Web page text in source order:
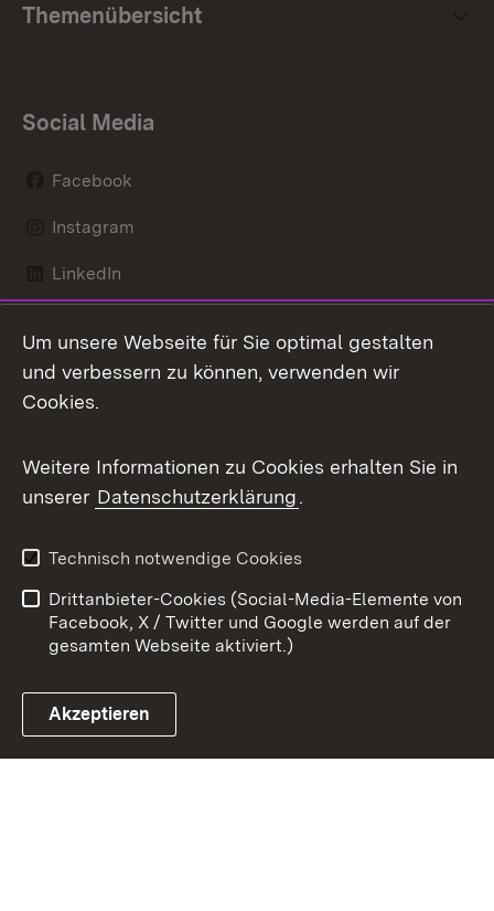
Themenübersicht
Social Media
Facebook
Instagram
LinkedIn
X / Twitter
Youtube
Link zum Landesportal
Kontakt
Datenschutz
Barrierefreiheit
Impressum
Cookies
Um unsere Webseite für Sie optimal gestalten
und verbessern zu können, verwenden wir
Cookies.
Weitere Informationen zu Cookies erhalten Sie in
unserer Datenschutzerklärung.
Technisch notwendige Cookies
Drittanbieter-Cookies (Social-Media-Elemente von
Facebook, X / Twitter und Google werden auf der
gesamten Webseite aktiviert.)
Akzeptieren